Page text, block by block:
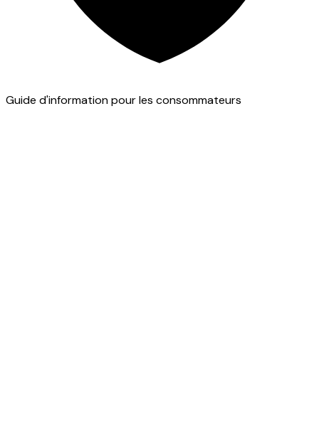
Guide d'information pour les consommateurs